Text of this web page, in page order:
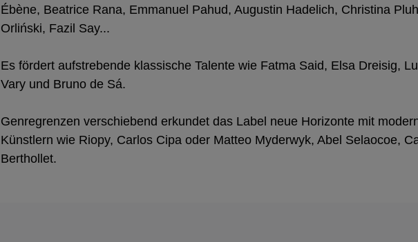
Ébène, Beatrice Rana, Emmanuel Pahud, Augustin Hadelich, Christina
Orliński, Fazil Say...
Es fördert aufstrebende klassische Talente wie Fatma Said, Elsa Dreisig,
Vary und Bruno de Sá.
Genregrenzen verschiebend erkundet das Label neue Horizonte mit
Künstlern wie Riopy, Carlos Cipa oder Matteo Myderwyk, Abel Selaocoe,
Berthollet.